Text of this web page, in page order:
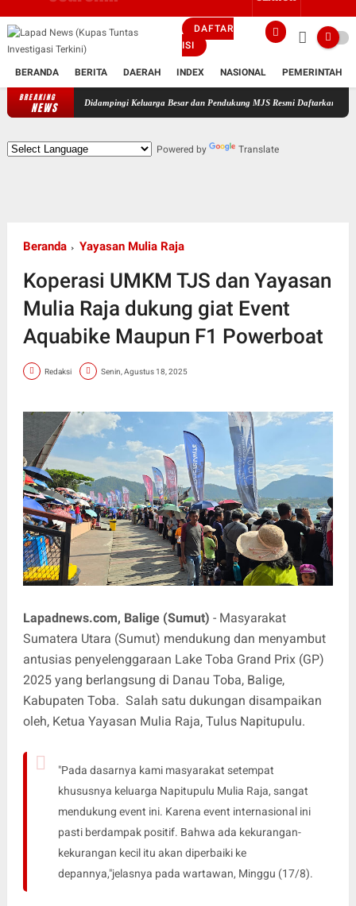
DAFTAR
ISI
BERANDA BERITA DAERAH INDEX NASIONAL PEMERINTAH
BREAKING
NEWS
Didampingi Keluarga Besar dan Pendukung MJS Resmi Daftarkan Diri Maju
Powered by Translate
Beranda Yayasan Mulia Raja
Koperasi UMKM TJS dan Yayasan
Mulia Raja dukung giat Event
Aquabike Maupun F1 Powerboat
Redaksi Senin, Agustus 18, 2025
Lapadnews.com, Balige (Sumut) - Masyarakat
Sumatera Utara (Sumut) mendukung dan menyambut
antusias penyelenggaraan Lake Toba Grand Prix (GP)
2025 yang berlangsung di Danau Toba, Balige,
Kabupaten Toba. Salah satu dukungan disampaikan
oleh, Ketua Yayasan Mulia Raja, Tulus Napitupulu.
"Pada dasarnya kami masyarakat setempat
khususnya keluarga Napitupulu Mulia Raja, sangat
mendukung event ini. Karena event internasional ini
pasti berdampak positif. Bahwa ada kekurangan-
kekurangan kecil itu akan diperbaiki ke
depannya,"jelasnya pada wartawan, Minggu (17/8).